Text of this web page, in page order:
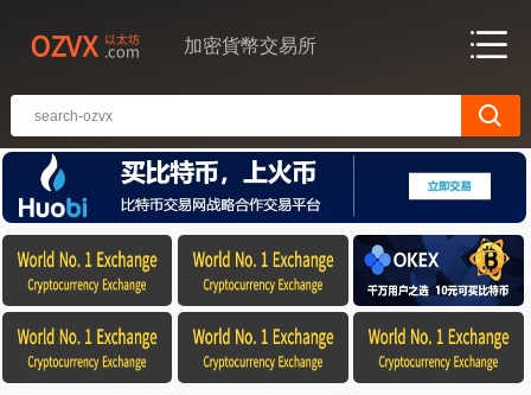
加密貨幣交易所